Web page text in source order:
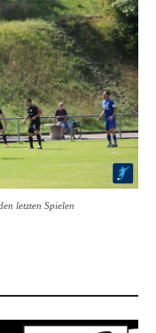
letzten Spielen